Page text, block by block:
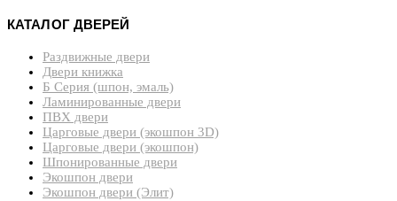
КАТАЛОГ ДВЕРЕЙ
Раздвижные двери
Двери книжка
Б Серия (шпон, эмаль)
Ламинированные двери
ПВХ двери
Царговые двери (экошпон 3D)
Царговые двери (экошпон)
Шпонированные двери
Экошпон двери
Экошпон двери (Элит)